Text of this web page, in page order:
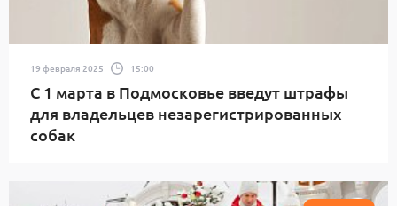
19 февраля 2025 15:00
С 1 марта в Подмосковье введут штрафы
для владельцев незарегистрированных
собак